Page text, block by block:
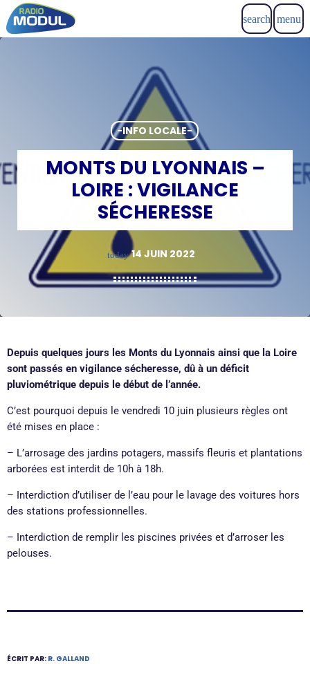
search menu
-INFO LOCALE-
MONTS DU LYONNAIS –
LOIRE : VIGILANCE
SÉCHERESSE
today 14 JUIN 2022
Depuis quelques jours les Monts du Lyonnais ainsi que la Loire
sont passés en vigilance sécheresse, dû à un déficit
pluviométrique depuis le début de l’année.
C’est pourquoi depuis le vendredi 10 juin plusieurs règles ont
été mises en place :
– L’arrosage des jardins potagers, massifs fleuris et plantations
arborées est interdit de 10h à 18h.
– Interdiction d’utiliser de l’eau pour le lavage des voitures hors
des stations professionnelles.
– Interdiction de remplir les piscines privées et d’arroser les
pelouses.
ÉCRIT PAR: R. GALLAND